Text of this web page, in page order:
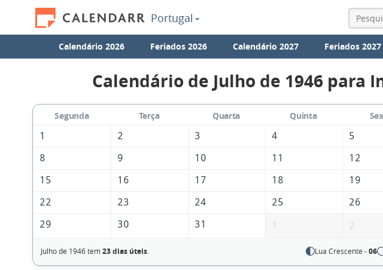
Portugal
Calendário 2026 Feriados 2026 Calendário 2027 Feriados 2027
Calendário de Julho de 1946 para
Segunda Terça Quarta Quinta
1
2 3 4 5
8
9 10 11 12
15
16 17 18 19
22
23 24 25 26
29
30 31 1 2
Julho de 1946 tem23 dias úteis. Lua Crescente -06